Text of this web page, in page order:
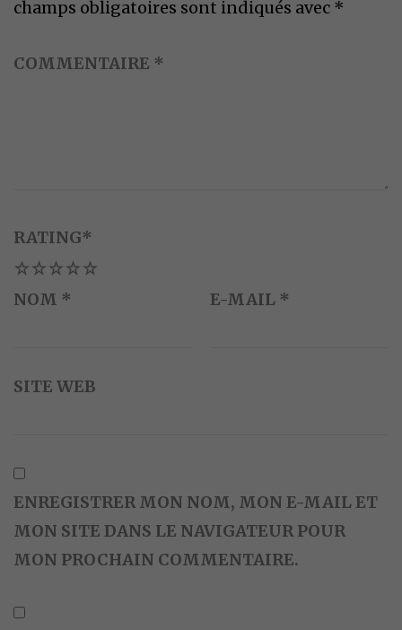
champs obligatoires sont indiqués avec *
COMMENTAIRE *
RATING*
5
4
3
2
NOM * E-MAIL *
SITE WEB
ENREGISTRER MON NOM, MON E-MAIL ET
MON SITE DANS LE NAVIGATEUR POUR
MON PROCHAIN COMMENTAIRE.